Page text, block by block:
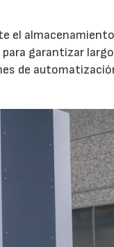
el
garantizar
de